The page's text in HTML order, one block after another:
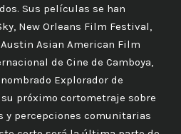
Sus películas se han
New Orleans Film Festival,
Austin Asian American Film
de Cine de Camboya,
Explorador de
próximo cortometraje sobre
y percepciones comunitarias